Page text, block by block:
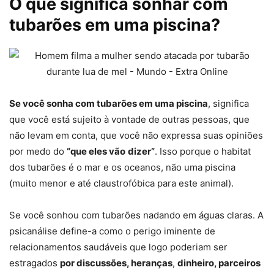
O que significa sonhar com
tubarões em uma piscina?
Se você sonha com tubarões em uma piscina, significa
que você está sujeito à vontade de outras pessoas, que
não levam em conta, que você não expressa suas opiniões
por medo do “que eles vão dizer”. Isso porque o habitat
dos tubarões é o mar e os oceanos, não uma piscina
(muito menor e até claustrofóbica para este animal).
Se você sonhou com tubarões nadando em águas claras. A
psicanálise define-a como o perigo iminente de
relacionamentos saudáveis que logo poderiam ser
estragados por discussões, heranças, dinheiro, parceiros